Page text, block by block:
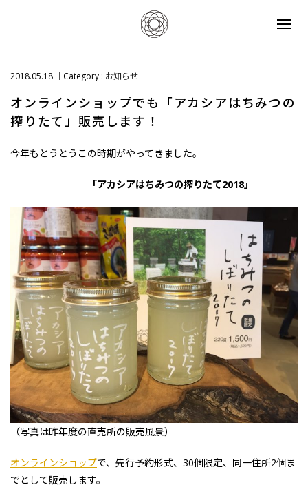
2018.05.18 Category : お知らせ
オンラインショップでも「アカシアはちみつの
搾りたて」販売します！
今年もとうとうこの時期がやってきました。
「アカシアはちみつの搾りたて2018」
（写真は昨年度の直売所の販売風景）
オンラインショップで、先行予約形式、30個限定、同一住所2個ま
でとして販売します。